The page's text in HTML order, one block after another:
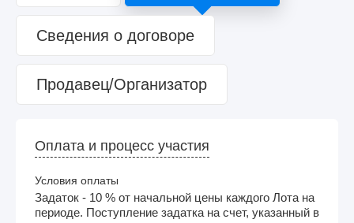
Сведения о договоре
Продавец/Организатор
Оплата и процесс участия
Условия оплаты
Задаток - 10 % от начальной цены каждого Лота на
периоде. Поступление задатка на счет, указанный в